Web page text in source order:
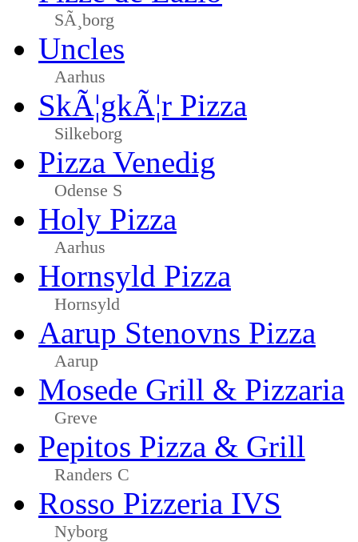
SÃ¸borg
Uncles
Aarhus
SkÃ¦gkÃ¦r Pizza
Silkeborg
Pizza Venedig
Odense S
Holy Pizza
Aarhus
Hornsyld Pizza
Hornsyld
Aarup Stenovns Pizza
Aarup
Mosede Grill & Pizzaria
Greve
Pepitos Pizza & Grill
Randers C
Rosso Pizzeria IVS
Nyborg